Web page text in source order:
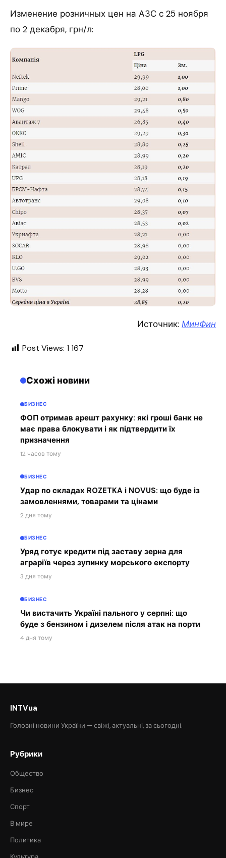
Изменение розничных цен на АЗС с 25 ноября
по 2 декабря, грн/л:
Источник: МинФин
Post Views: 1 167
Схожі новини
БИЗНЕС
ФОП отримав арешт рахунку: які гроші банк не
має права блокувати і як підтвердити їх
призначення
12 часов тому
БИЗНЕС
Удар по складах ROZETKA і NOVUS: що буде із
замовленнями, товарами та цінами
2 дня тому
БИЗНЕС
Уряд готує кредити під заставу зерна для
аграріїв через зупинку морського експорту
3 дня тому
БИЗНЕС
Чи вистачить Україні пального у серпні: що
буде з бензином і дизелем після атак на порти
4 дня тому
INTVua
Головні новини України — свіжі, актуальні, за сьогодні.
Рубрики
Общество
Бизнес
Спорт
В мире
Политика